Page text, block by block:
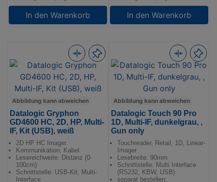
In den Warenkorb In den Warenkorb
Abbildung kann abweichen
Datalogic Gryphon
GD4600 HC, 2D, HP, Multi-
IF, Kit (USB), weiß
2D HP HC Imager
Kommunikation: Kabel
Lesereichweite: Distanz (0-
100cm)
Schnittstelle: USB-Kit, Multi-
Interface
Abbildung kann abweichen
Datalogic Touch 90 Pro
1D, Multi-IF, dunkelgrau, ,
Gun only
Touchreader, Retail, 1D, Linear-
Imager
Lesebreite: 90mm
Schnittstelle: Multi Interface
(RS232, KBW, USB)
separat bestellen: